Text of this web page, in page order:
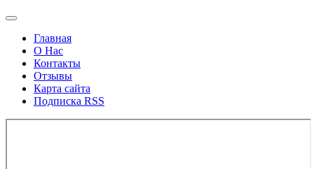
Главная
О Нас
Контакты
Отзывы
Карта сайта
Подписка RSS